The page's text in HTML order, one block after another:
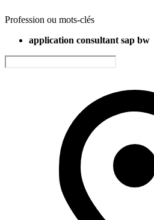
Profession ou mots-clés
application consultant sap bw